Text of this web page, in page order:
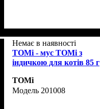
Немає в наявності
TOMi - мус TOMi з
індичкою для котів 85 г
TOMi
201008